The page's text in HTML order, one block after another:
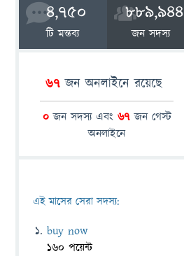
4,750
টি মন্তব্য
889,944
জন সদস্য
67 জন অনলাইনে রয়েছে
0জন সদস্য এবং 67জন গেস্ট
অনলাইনে
এই মাসের সেরা সদস্য:
buy now
160 পয়েন্ট